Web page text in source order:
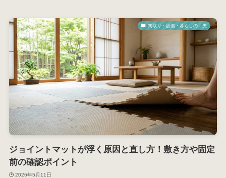
間取り・設備・暮らしの工夫
ジョイントマットが浮く原因と直し方！敷き方や固定
前の確認ポイント
2026年5月11日